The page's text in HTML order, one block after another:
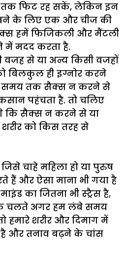
फिट रह सकें, लेकिन इन
के लिए एक और चीज की
हमें फिजिकली और मैंटली
में मदद करता है.
से या अन्य किसी वजहों
बिलकुल ही इग्नोर करने
समय तक सैक्स न करने से
पहंचता है. तो चलिए
कि सैक्स न करने से या
को किस तरह से
चाहे महिला हो या पुरुष
हैं और ऐसा माना भी गया है
का जितना भी स्ट्रैस है,
के चलते अगर हम लंबे समय
शरीर और दिमाग में
है और तनाव बढ़ने के चांस